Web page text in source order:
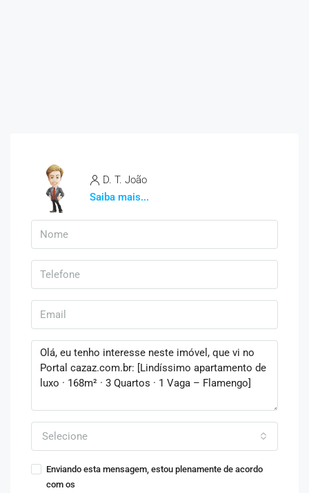
D. T. João
Saiba mais...
Selecione
Enviando esta mensagem, estou plenamente de acordo
com os